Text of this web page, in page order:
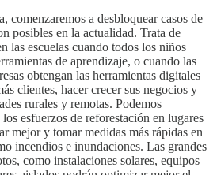
comenzaremos a desbloquear casos de
posibles en la actualidad. Trata de
las escuelas cuando todos los niños
de aprendizaje, o cuando las
obtengan las herramientas digitales
clientes, hacer crecer sus negocios y
rurales y remotas. Podemos
esfuerzos de reforestación en lugares
mejor y tomar medidas más rápidas en
incendios e inundaciones. Las grandes
como instalaciones solares, equipos